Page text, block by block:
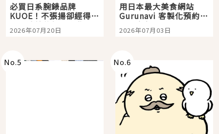
必買日系腕錶品牌
KUOE！不張揚卻經得起
時間洗鍊的經典之作五
選
2026年07月20日
用日本最大美食網站
Gurunavi 客製化預約九
大都市餐廳，打造專屬
美食體驗！
2026年07月03日
No.5 No.6